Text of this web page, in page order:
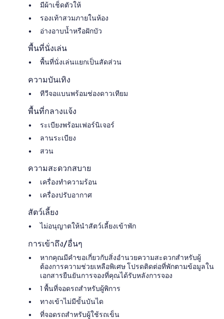
มีผ้าเช็ดตัวให้
รองเท้าสวมภายในห้อง
อ่างอาบน้ำหรือฝักบัว
พื้นที่นั่งเล่น
พื้นที่นั่งเล่นแยกเป็นสัดส่วน
ความบันเทิง
ทีวีจอแบนพร้อมช่องดาวเทียม
พื้นที่กลางแจ้ง
ระเบียงพร้อมเฟอร์นิเจอร์
ลานระเบียง
สวน
ความสะดวกสบาย
เครื่องทำความร้อน
เครื่องปรับอากาศ
สัตว์เลี้ยง
ไม่อนุญาตให้นำสัตว์เลี้ยงเข้าพัก
การเข้าถึง/อื่นๆ
หากคุณมีคำขอเกี่ยวกับสิ่งอำนวยความสะดวกสำหรับผู้
ต้องการความช่วยเหลือพิเศษ โปรดติดต่อที่พักตามข้อมูลใน
เอกสารยืนยันการจองที่คุณได้รับหลังการจอง
1 พื้นที่จอดรถสำหรับผู้พิการ
ทางเข้าไม่มีขั้นบันได
ที่จอดรถสำหรับผู้ใช้รถเข็น